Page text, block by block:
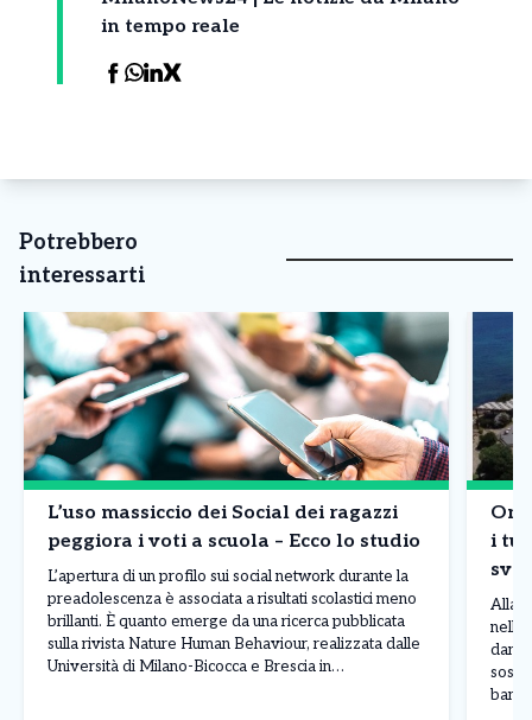
in tempo reale
Potrebbero
interessarti
L’uso massiccio dei Social dei ragazzi
peggiora i voti a scuola – Ecco lo studio
L’apertura di un profilo sui social network durante la
preadolescenza è associata a risultati scolastici meno
brillanti. È quanto emerge da una ricerca pubblicata
sulla rivista Nature Human Behaviour, realizzata dalle
Università di Milano-Bicocca e Brescia in
i
nelle